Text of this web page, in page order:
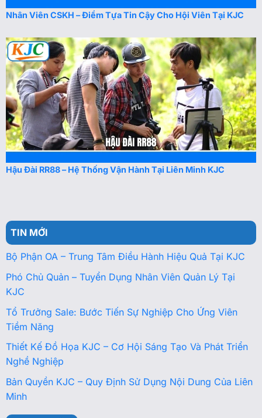
Nhân Viên CSKH – Điểm Tựa Tin Cậy Cho Hội Viên Tại KJC
Hậu Đài RR88 – Hệ Thống Vận Hành Tại Liên Minh KJC
TIN MỚI
Bộ Phận OA – Trung Tâm Điều Hành Hiệu Quả Tại KJC
Phó Chủ Quản – Tuyển Dụng Nhân Viên Quản Lý Tại
KJC
Tổ Trưởng Sale: Bước Tiến Sự Nghiệp Cho Ứng Viên
Tiềm Năng
Thiết Kế Đồ Họa KJC – Cơ Hội Sáng Tạo Và Phát Triển
Nghề Nghiệp
Bản Quyền KJC – Quy Định Sử Dụng Nội Dung Của Liên
Minh